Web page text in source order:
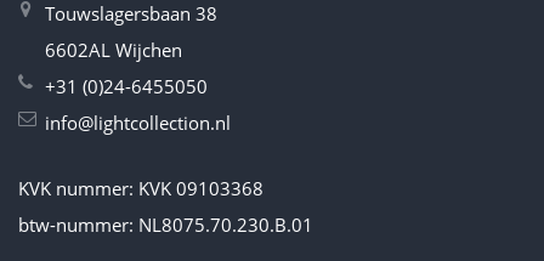
Touwslagersbaan 38
6602AL Wijchen
+31 (0)24-6455050
info@lightcollection.nl
KVK nummer: KVK 09103368
btw-nummer: NL8075.70.230.B.01